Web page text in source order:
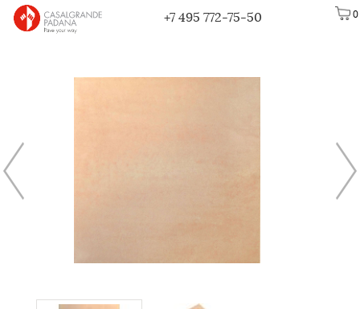
0
+7 495 772-75-50